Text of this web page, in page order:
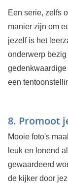
Een serie, zelfs
manier zijn om
jezelf is het
onderwerp
een
8. Promoot
Mooie foto's
leuk en lonend
gewaardeerd
de kijker door